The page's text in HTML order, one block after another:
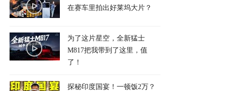
在赛车里拍出好莱坞大片？
为了这片星空，全新猛士
M817把我带到了这里，值
了！
探秘印度国宴！一顿饭2万？